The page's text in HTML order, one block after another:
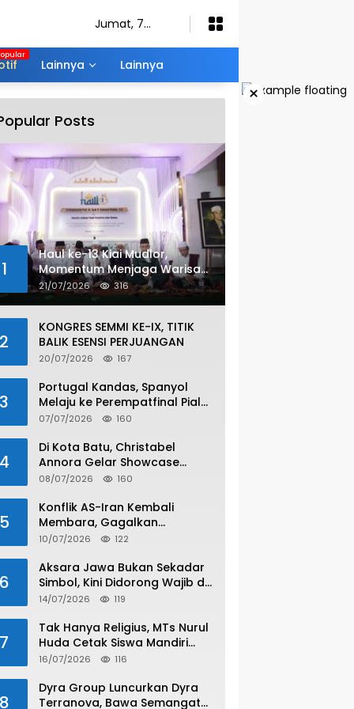
Jumat, 7
Lainnya Lainnya
×
Posts
1
Haul ke-13 Kiai Mudlor,
Momentum Menjaga Warisan
Nilai Ulama
21/07/2026 316
2
KONGRES SEMMI KE-IX, TITIK
BALIK ESENSI PERJUANGAN
20/07/2026 167
3
Portugal Kandas, Spanyol
Melaju ke Perempatfinal Piala
Dunia 2026
07/07/2026 160
4
Di Kota Batu, Christabel
Annora Gelar Showcase
Spesial Satu Dekade
08/07/2026 160
5
Konflik AS-Iran Kembali
Membara, Gagalkan
Gencatan Senjata
10/07/2026 122
6
Aksara Jawa Bukan Sekadar
Simbol, Kini Didorong Wajib di
SMA/SMK
14/07/2026 119
7
Tak Hanya Religius, MTs Nurul
Huda Cetak Siswa Mandiri
Lewat Program Wirausaha
16/07/2026 116
8
Dyra Group Luncurkan Dyra
Terranova, Bawa Semangat